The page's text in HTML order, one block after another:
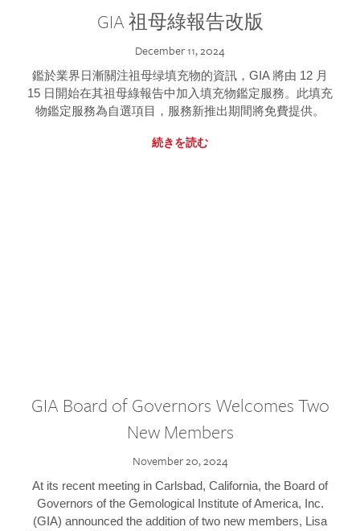
GIA 祖母綠報告改版
December 11, 2024
鑑於業界日漸關注祖母绿填充物的資訊，GIA 將由 12 月
15 日開始在其祖母綠報告中加入填充物鑑定服務。此填充
物鑑定服務為自選項目，服務新推出期間將免費提供。
続きを読む
GIA Board of Governors Welcomes Two
New Members
November 20, 2024
At its recent meeting in Carlsbad, California, the Board of
Governors of the Gemological Institute of America, Inc.
(GIA) announced the addition of two new members, Lisa